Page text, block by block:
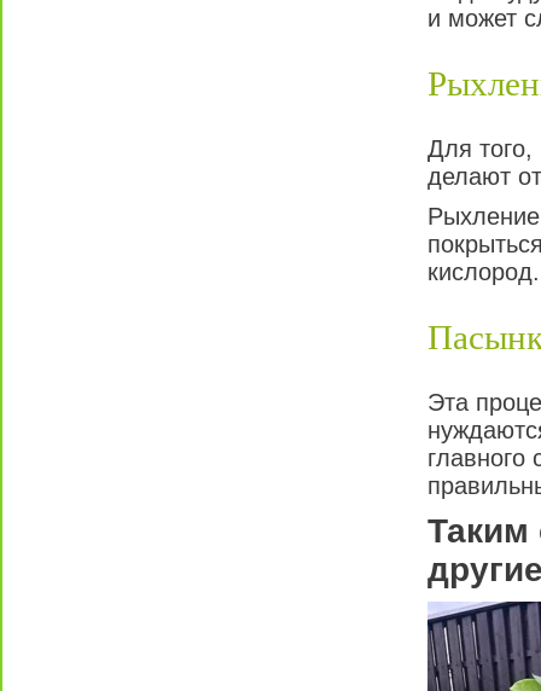
и может
Для того,
делают
кислород.
Эта
главного